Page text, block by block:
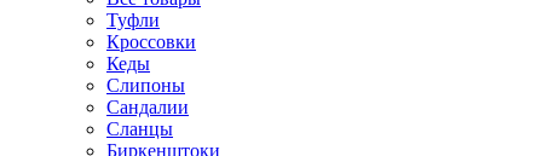
Туфли
Кроссовки
Кеды
Слипоны
Сандалии
Сланцы
Биркенштоки